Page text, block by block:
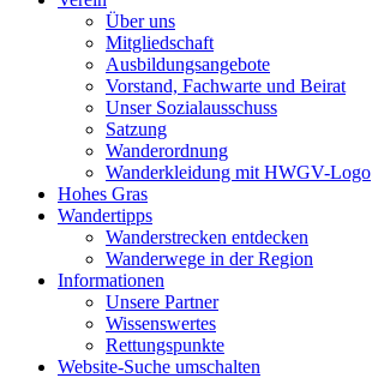
Über uns
Mitgliedschaft
Ausbildungsangebote
Vorstand, Fachwarte und Beirat
Unser Sozialausschuss
Satzung
Wanderordnung
Wanderkleidung mit HWGV-Logo
Hohes Gras
Wandertipps
Wanderstrecken entdecken
Wanderwege in der Region
Informationen
Unsere Partner
Wissenswertes
Rettungspunkte
Website-Suche umschalten